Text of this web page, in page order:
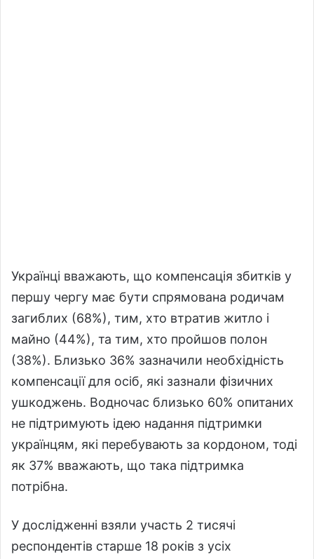
Українці вважають, що компенсація збитків у
першу чергу має бути спрямована родичам
загиблих (68%), тим, хто втратив житло і
майно (44%), та тим, хто пройшов полон
(38%). Близько 36% зазначили необхідність
компенсації для осіб, які зазнали фізичних
ушкоджень. Водночас близько 60% опитаних
не підтримують ідею надання підтримки
українцям, які перебувають за кордоном, тоді
як 37% вважають, що така підтримка
потрібна.
У дослідженні взяли участь 2 тисячі
респондентів старше 18 років з усіх